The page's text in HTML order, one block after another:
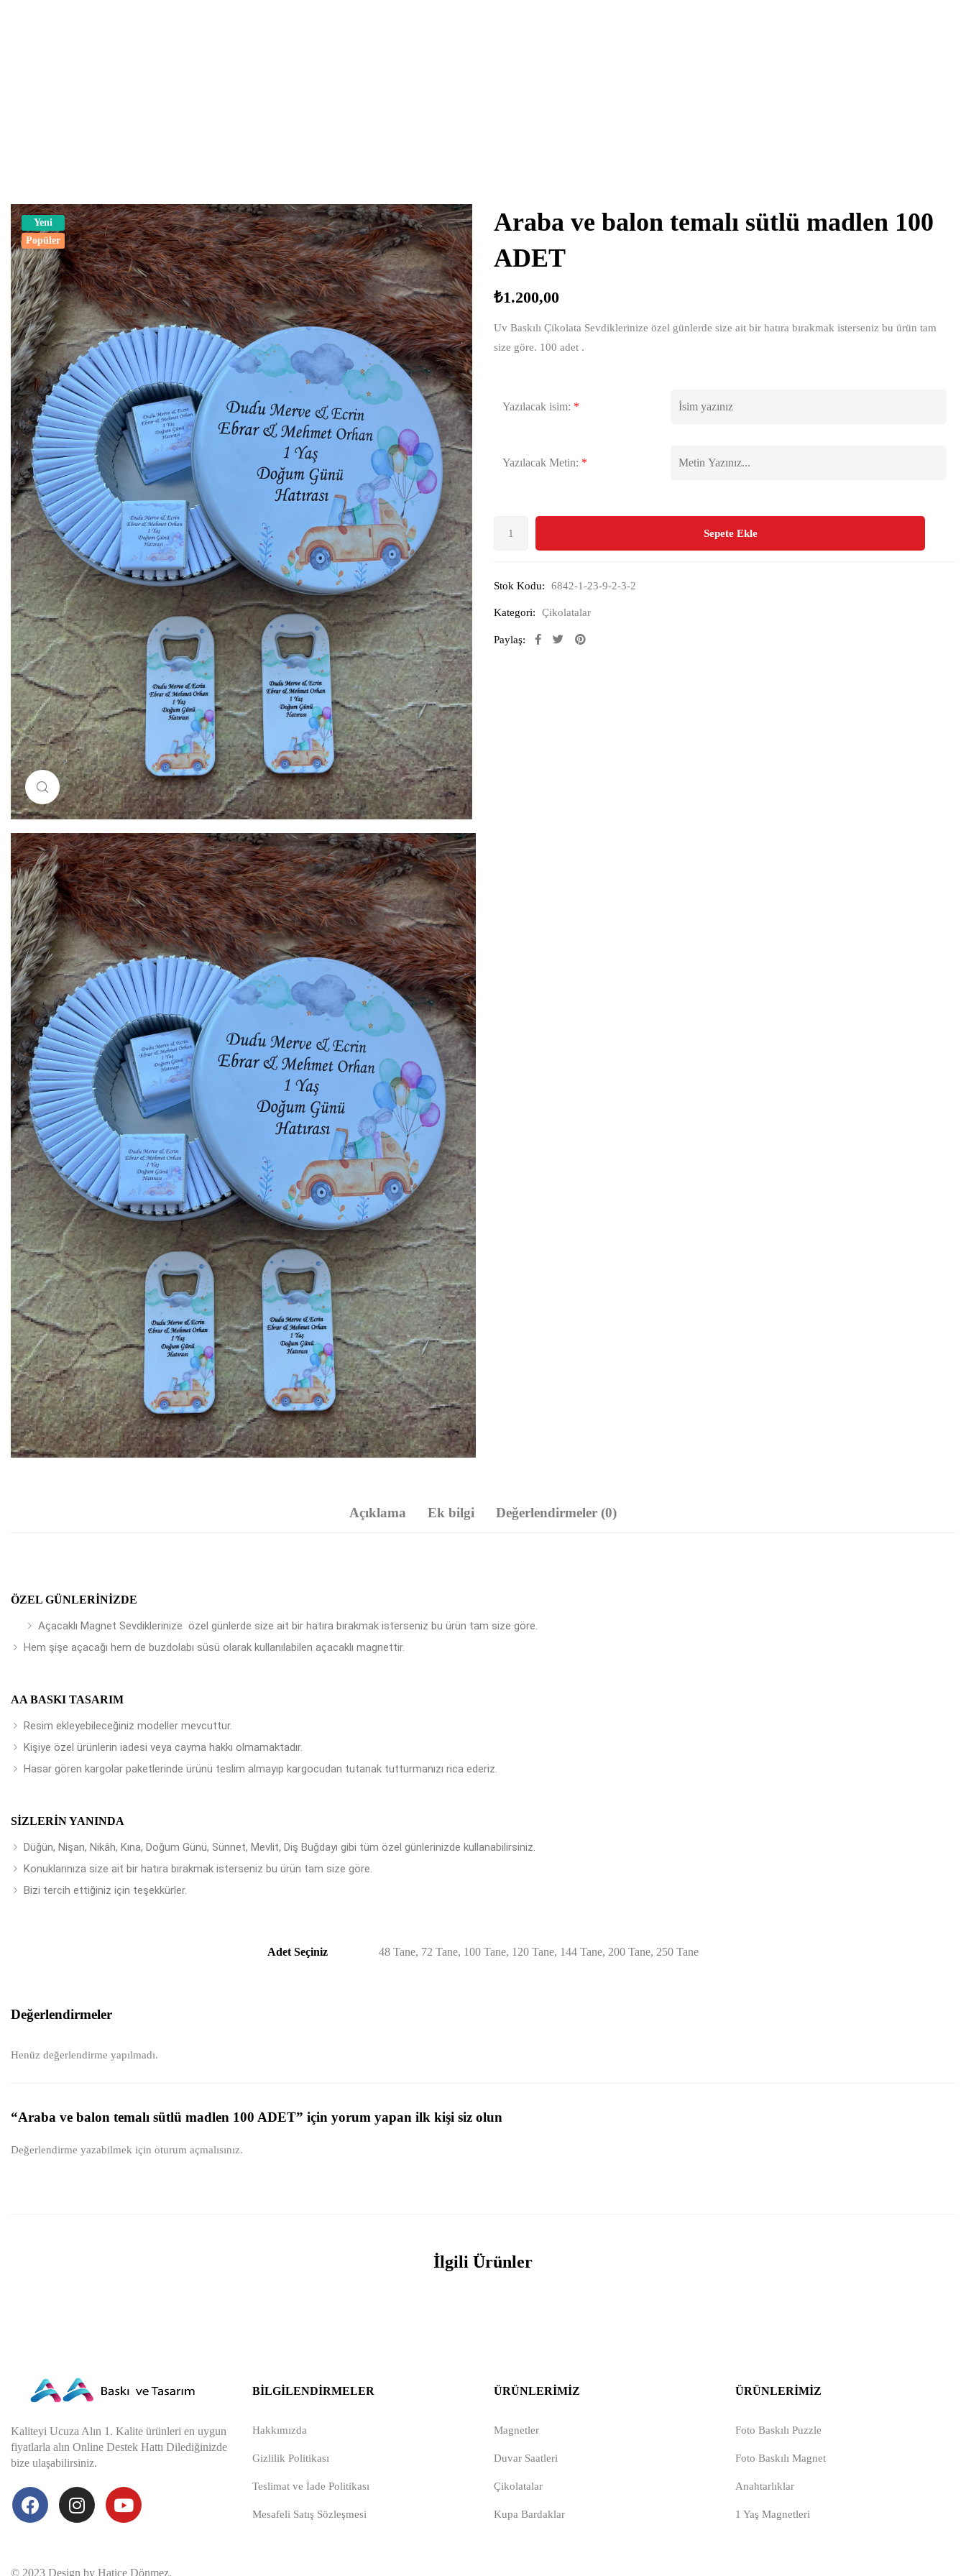
Yeni
Popüler
Resimi büyütmek için tıklayın
Araba ve balon temalı sütlü madlen 100
ADET
₺1.200,00
Uv Baskılı Çikolata Sevdiklerinize özel günlerde size ait bir hatıra bırakmak isterseniz bu ürün tam
size göre. 100 adet .
Yazılacak isim: *
Yazılacak Metin: *
Sepete Ekle
Stok Kodu: 6842-1-23-9-2-3-2
Kategori: Çikolatalar
Paylaş:
Açıklama Ek bilgi Değerlendirmeler (0)
ÖZEL GÜNLERINIZDE
Açacaklı Magnet Sevdiklerinize özel günlerde size ait bir hatıra bırakmak isterseniz bu ürün tam size göre.
Hem şişe açacağı hem de buzdolabı süsü olarak kullanılabilen açacaklı magnettir.
AA BASKI TASARIM
Resim ekleyebileceğiniz modeller mevcuttur.
Kişiye özel ürünlerin iadesi veya cayma hakkı olmamaktadır.
Hasar gören kargolar paketlerinde ürünü teslim almayıp kargocudan tutanak tutturmanızı rica ederiz.
SIZLERIN YANINDA
Düğün, Nişan, Nikâh, Kına, Doğum Günü, Sünnet, Mevlit, Diş Buğdayı gibi tüm özel günlerinizde kullanabilirsiniz.
Konuklarınıza size ait bir hatıra bırakmak isterseniz bu ürün tam size göre.
Bizi tercih ettiğiniz için teşekkürler.
Adet Seçiniz 48 Tane, 72 Tane, 100 Tane, 120 Tane, 144 Tane, 200 Tane, 250 Tane
Değerlendirmeler
Henüz değerlendirme yapılmadı.
“Araba ve balon temalı sütlü madlen 100 ADET” için yorum yapan ilk kişi siz olun
Değerlendirme yazabilmek için oturum açmalısınız.
İlgili Ürünler
Kaliteyi Ucuza Alın 1. Kalite ürünleri en uygun
fiyatlarla alın Online Destek Hattı Dilediğinizde
bize ulaşabilirsiniz.
BILGILENDIRMELER
Hakkımızda
Gizlilik Politikası
Teslimat ve İade Politikası
Mesafeli Satış Sözleşmesi
ÜRÜNLERIMIZ
Magnetler
Duvar Saatleri
Çikolatalar
Kupa Bardaklar
ÜRÜNLERIMIZ
Foto Baskılı Puzzle
Foto Baskılı Magnet
Anahtarlıklar
1 Yaş Magnetleri
© 2023 Design by Hatice Dönmez.